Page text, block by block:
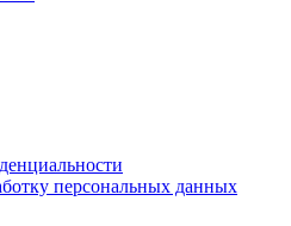
персональных данных